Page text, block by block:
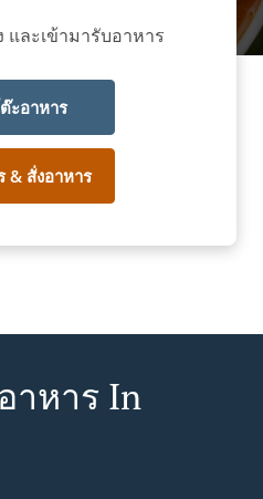
และเข้ามารับอาหาร
ะอาหาร
& สั่งอาหาร
าหาร In